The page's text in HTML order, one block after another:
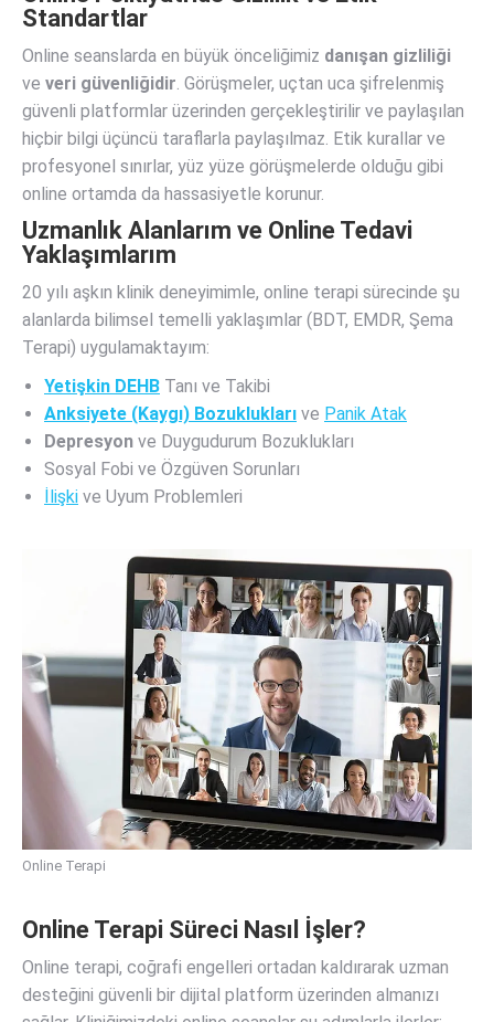
Standartlar
Online seanslarda en büyük önceliğimiz danışan gizliliği
ve veri güvenliğidir . Görüşmeler, uçtan uca şifrelenmiş
güvenli platformlar üzerinden gerçekleştirilir ve paylaşılan
hiçbir bilgi üçüncü taraflarla paylaşılmaz. Etik kurallar ve
profesyonel sınırlar, yüz yüze görüşmelerde olduğu gibi
online ortamda da hassasiyetle korunur.
Uzmanlık Alanlarım ve Online Tedavi
Yaklaşımlarım
20 yılı aşkın klinik deneyimimle, online terapi sürecinde şu
alanlarda bilimsel temelli yaklaşımlar (BDT, EMDR, Şema
Terapi) uygulamaktayım:
Yetişkin DEHB Tanı ve Takibi
Anksiyete (Kaygı) Bozuklukları ve Panik Atak
Depresyon ve Duygudurum Bozuklukları
Sosyal Fobi ve Özgüven Sorunları
İlişki ve Uyum Problemleri
Online Terapi
Online Terapi Süreci Nasıl İşler?
Online terapi, coğrafi engelleri ortadan kaldırarak uzman
desteğini güvenli bir dijital platform üzerinden almanızı